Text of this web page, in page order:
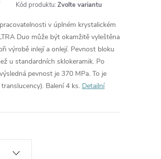
Kód produktu: Zvolte variantu
v úplném krystalickém
Duo může být okamžitě vyleštěna
výrobě inlejí a onlejí. Pevnost bloku
u standardních sklokeramik. Po
pevnost je 370 MPa. To je
Balení 4 ks. Detailní